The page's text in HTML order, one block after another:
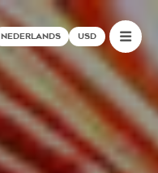
NEDERLANDS USD